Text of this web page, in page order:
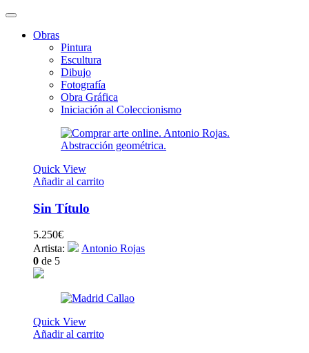
Obras
Pintura
Escultura
Dibujo
Fotografía
Obra Gráfica
Iniciación al Coleccionismo
Quick View
Añadir al carrito
Sin Título
5.250€
Artista:
Antonio Rojas
0 de 5
Quick View
Añadir al carrito